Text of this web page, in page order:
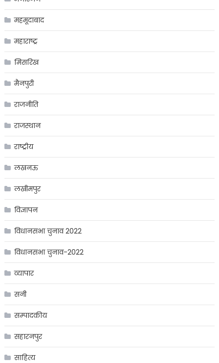
महमूदाबाद
महाराष्ट्र
मिसरिख
मैनपुरी
राजनीति
राजस्थान
राष्ट्रीय
लखनऊ
लखीमपुर
विज्ञापन
विधानसभा चुनाव 2022
विधानसभा चुनाव-2022
व्यापार
सनी
सम्पादकीय
सहारनपुर
साहित्य